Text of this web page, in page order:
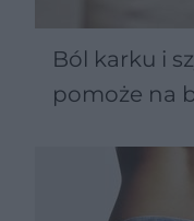
Ból karku i
pomoże na